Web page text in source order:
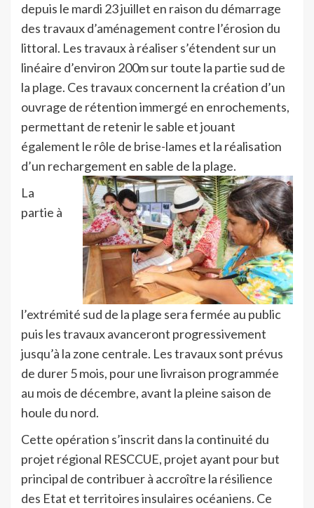
depuis le mardi 23 juillet en raison du démarrage
des travaux d’aménagement contre l’érosion du
littoral. Les travaux à réaliser s’étendent sur un
linéaire d’environ 200m sur toute la partie sud de
la plage. Ces travaux concernent la création d’un
ouvrage de rétention immergé en enrochements,
permettant de retenir le sable et jouant
également le rôle de brise-lames et la réalisation
d’un rechargement en sable de la plage.
La
partie à
l’extrémité sud de la plage sera fermée au public
puis les travaux avanceront progressivement
jusqu’à la zone centrale. Les travaux sont prévus
de durer 5 mois, pour une livraison programmée
au mois de décembre, avant la pleine saison de
houle du nord.
Cette opération s’inscrit dans la continuité du
projet régional RESCCUE, projet ayant pour but
principal de contribuer à accroître la résilience
des Etat et territoires insulaires océaniens. Ce